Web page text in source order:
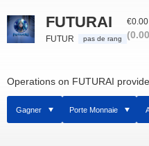
FUTURAI
FUTUR pas de rang
€0.00
Operations on FUTURAI
Gagner Porte Monnaie